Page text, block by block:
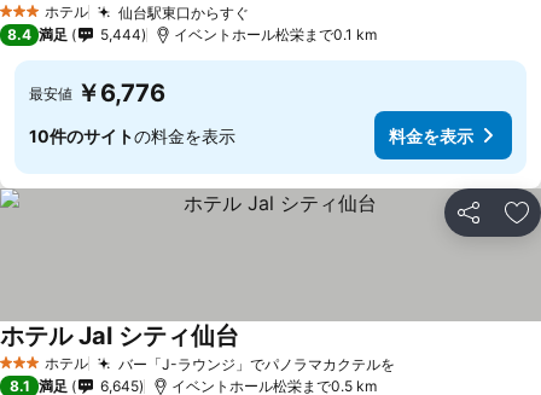
3 ホテルのランク
ホテル 仙台駅東口からすぐ
8.4 満足 5,444 イベントホール松栄まで0.1 km
最安値 ￥6,776
10件のサイトの料金を表示 料金を表示
シェア お
3 ホテルのランク
ホテル バー「J-ラウンジ」でパノラマカクテルを
ホテル Jal シティ仙台
8.1 満足 6,645 イベントホール松栄まで0.5 km